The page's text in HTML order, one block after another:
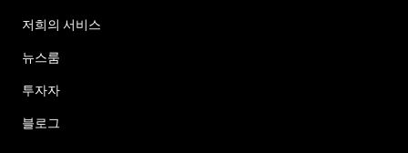
저희의 서비스
뉴스룸
투자자
블로그